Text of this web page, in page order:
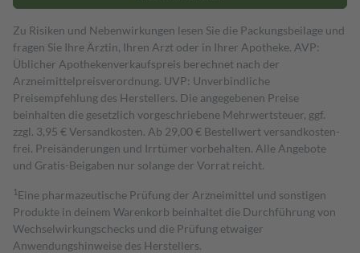
Zu Risiken und Nebenwirkungen lesen Sie die Packungsbeilage und
fragen Sie Ihre Ärztin, Ihren Arzt oder in Ihrer Apotheke. AVP:
Üblicher Apothekenverkaufspreis berechnet nach der
Arzneimittelpreisverordnung. UVP: Unverbindliche
Preisempfehlung des Herstellers. Die angegebenen Preise
beinhalten die gesetzlich vorgeschriebene Mehrwertsteuer, ggf.
zzgl. 3,95 € Versandkosten. Ab 29,00 € Bestell­wert versand­kosten­
frei. Preisänderungen und Irrtümer vorbehalten. Alle Angebote
und Gratis-Beigaben nur solange der Vorrat reicht.
1 Eine pharmazeutische Prüfung der Arzneimittel und sonstigen
Produkte in deinem Warenkorb beinhaltet die Durchführung von
Wechselwirkungschecks und die Prüfung etwaiger
Anwendungshinweise des Herstellers.